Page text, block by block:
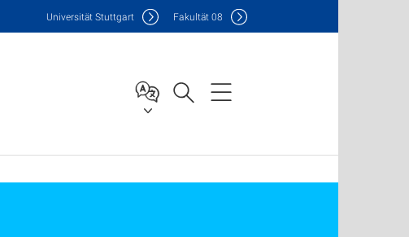
Universität Stuttgart Fakultät08